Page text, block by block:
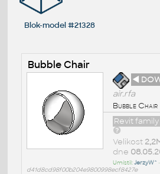
Blok-model #21328
Bubble Chair
◄
air.rfa
Bubble Chair
Revit family
Velikost
dne
Umístil:JerzyW^ •
d41d8cd98f00b204e9800998ecf8427e